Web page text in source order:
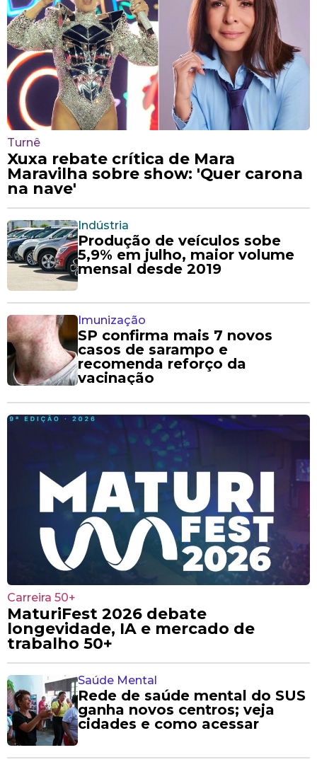
Turnê
Xuxa rebate crítica de Mara
Maravilha sobre show: 'Quer carona
na nave'
Indústria
Produção de veículos sobe
5,9% em julho, maior volume
mensal desde 2019
Imunização
SP confirma mais 7 novos
casos de sarampo e
recomenda reforço da
vacinação
Carreira 50+
MaturiFest 2026 debate
longevidade, IA e mercado de
trabalho 50+
Saúde Mental
Rede de saúde mental do SUS
ganha novos centros; veja
cidades e como acessar